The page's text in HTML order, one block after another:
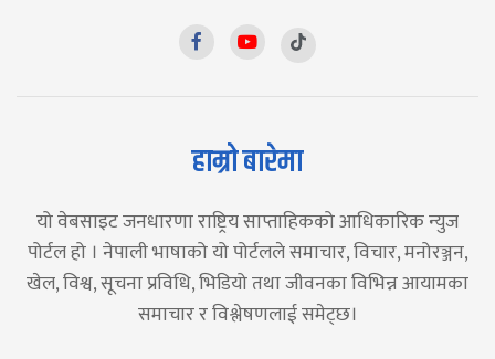
हाम्रो बारेमा
यो वेबसाइट जनधारणा राष्ट्रिय साप्ताहिकको आधिकारिक न्युज
पोर्टल हो । नेपाली भाषाको यो पोर्टलले समाचार, विचार, मनोरञ्जन,
खेल, विश्व, सूचना प्रविधि, भिडियो तथा जीवनका विभिन्न आयामका
समाचार र विश्लेषणलाई समेट्छ।